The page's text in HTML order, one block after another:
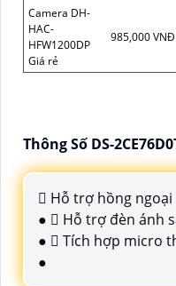
Camera DH-
HAC-
HFW1200DP
Giá rẻ
985,000
Thông Số DS-
 Hỗ trợ hồng ngoại
●  Hỗ trợ đèn ánh
●  Tích hợp micro
●